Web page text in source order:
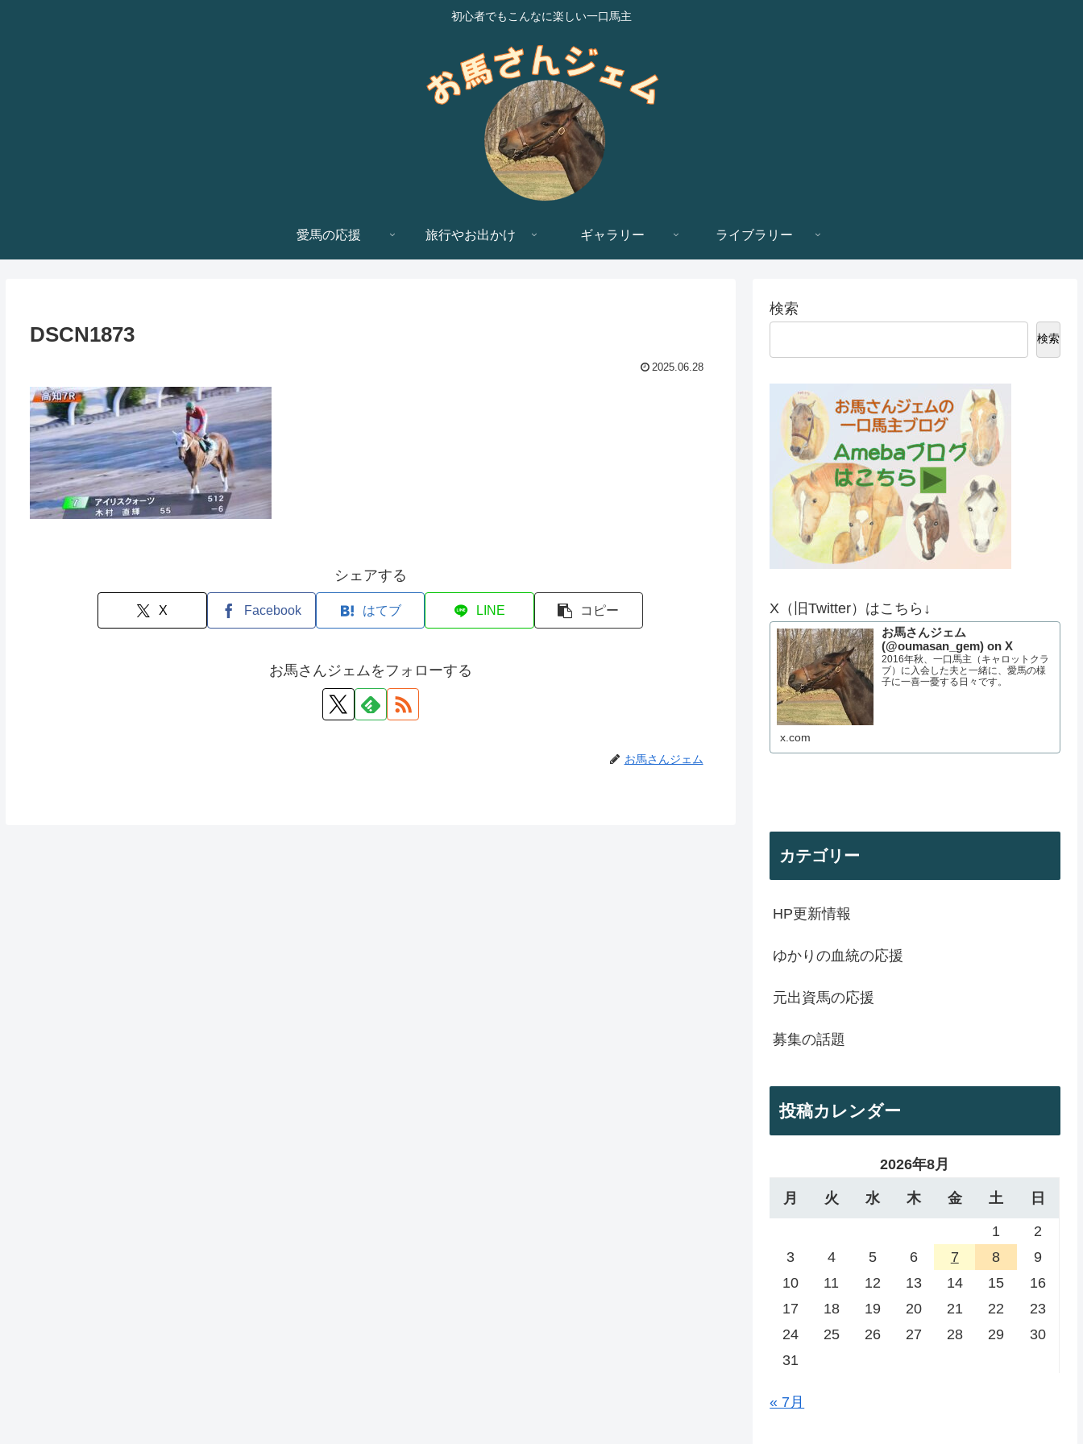
初心者でもこんなに楽しい一口馬主
愛馬の応援 旅行やお出かけ ギャラリー ライブラリー
DSCN1873
2025.06.28
シェアする
X Facebook はてブ LINE コピー
お馬さんジェムをフォローする
お馬さんジェム
検索
検索
X（旧Twitter）はこちら↓
お馬さんジェム
(@oumasan_gem) on X
2016年秋、一口馬主（キャロットクラ
ブ）に入会した夫と一緒に、愛馬の様
子に一喜一憂する日々です。
x.com
カテゴリー
HP更新情報
ゆかりの血統の応援
元出資馬の応援
募集の話題
投稿カレンダー
2026年8月
月 火 水 木 金 土 日
1
2
3
4 5 6 7 8
9
10
11 12 13 14 15
16
17
18 19 20 21 22
23
24
25 26 27 28 29
30
31
« 7月